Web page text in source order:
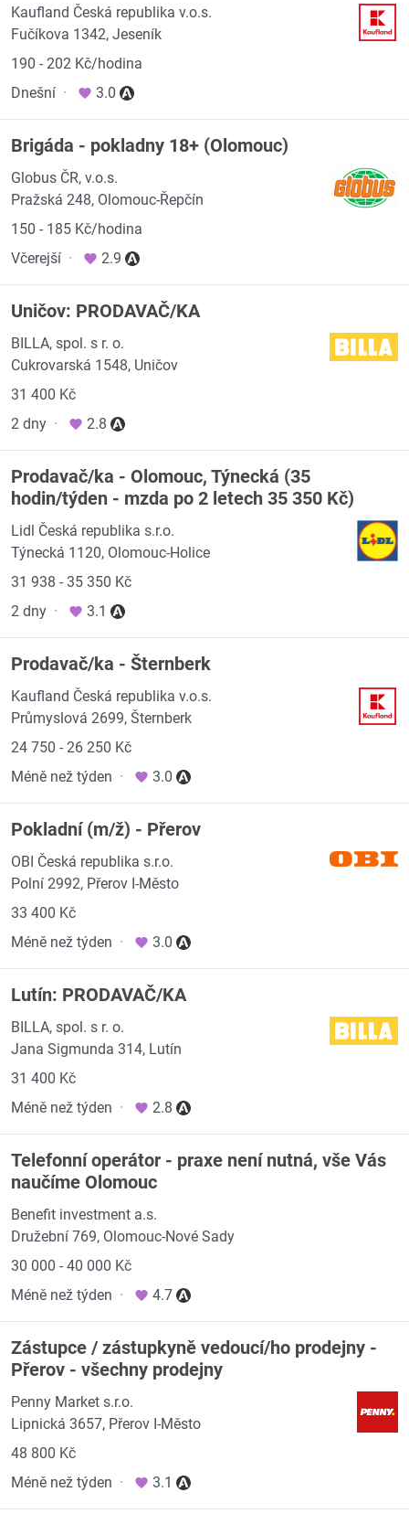
Kaufland Česká republika v.o.s.
Fučíkova 1342, Jeseník
190 - 202 Kč/hodina
Dnešní · 3.0
Brigáda - pokladny 18+ (Olomouc)
Globus ČR, v.o.s.
Pražská 248, Olomouc-Řepčín
150 - 185 Kč/hodina
Včerejší · 2.9
Uničov: PRODAVAČ/KA
BILLA, spol. s r. o.
Cukrovarská 1548, Uničov
31 400 Kč
2 dny · 2.8
Prodavač/ka - Olomouc, Týnecká (35
hodin/týden - mzda po 2 letech 35 350 Kč)
Lidl Česká republika s.r.o.
Týnecká 1120, Olomouc-Holice
31 938 - 35 350 Kč
2 dny · 3.1
Prodavač/ka - Šternberk
Kaufland Česká republika v.o.s.
Průmyslová 2699, Šternberk
24 750 - 26 250 Kč
Méně než týden · 3.0
Pokladní (m/ž) - Přerov
OBI Česká republika s.r.o.
Polní 2992, Přerov I-Město
33 400 Kč
Méně než týden · 3.0
Lutín: PRODAVAČ/KA
BILLA, spol. s r. o.
Jana Sigmunda 314, Lutín
31 400 Kč
Méně než týden · 2.8
Telefonní operátor - praxe není nutná, vše Vás
naučíme Olomouc
Benefit investment a.s.
Družební 769, Olomouc-Nové Sady
30 000 - 40 000 Kč
Méně než týden · 4.7
Zástupce / zástupkyně vedoucí/ho prodejny -
Přerov - všechny prodejny
Penny Market s.r.o.
Lipnická 3657, Přerov I-Město
48 800 Kč
Méně než týden · 3.1